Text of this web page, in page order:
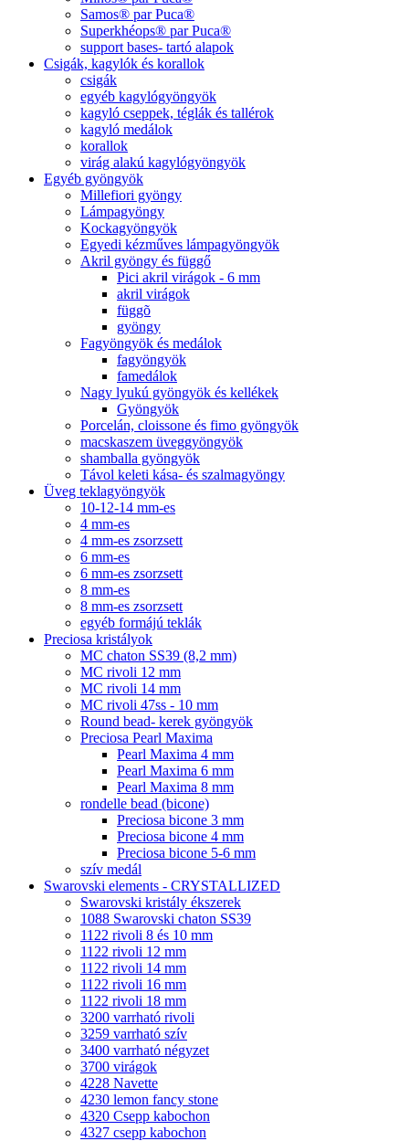
Samos® par Puca®
Superkhéops® par Puca®
support bases- tartó alapok
Csigák, kagylók és korallok
csigák
egyéb kagylógyöngyök
kagyló cseppek, téglák és tallérok
kagyló medálok
korallok
virág alakú kagylógyöngyök
Egyéb gyöngyök
Millefiori gyöngy
Lámpagyöngy
Kockagyöngyök
Egyedi kézműves lámpagyöngyök
Akril gyöngy és függő
Pici akril virágok - 6 mm
akril virágok
függõ
gyöngy
Fagyöngyök és medálok
fagyöngyök
famedálok
Nagy lyukú gyöngyök és kellékek
Gyöngyök
Porcelán, cloissone és fimo gyöngyök
macskaszem üveggyöngyök
shamballa gyöngyök
Távol keleti kása- és szalmagyöngy
Üveg teklagyöngyök
10-12-14 mm-es
4 mm-es
4 mm-es zsorzsett
6 mm-es
6 mm-es zsorzsett
8 mm-es
8 mm-es zsorzsett
egyéb formájú teklák
Preciosa kristályok
MC chaton SS39 (8,2 mm)
MC rivoli 12 mm
MC rivoli 14 mm
MC rivoli 47ss - 10 mm
Round bead- kerek gyöngyök
Preciosa Pearl Maxima
Pearl Maxima 4 mm
Pearl Maxima 6 mm
Pearl Maxima 8 mm
rondelle bead (bicone)
Preciosa bicone 3 mm
Preciosa bicone 4 mm
Preciosa bicone 5-6 mm
szív medál
Swarovski elements - CRYSTALLIZED
Swarovski kristály ékszerek
1088 Swarovski chaton SS39
1122 rivoli 8 és 10 mm
1122 rivoli 12 mm
1122 rivoli 14 mm
1122 rivoli 16 mm
1122 rivoli 18 mm
3200 varrható rivoli
3259 varrható szív
3400 varrható négyzet
3700 virágok
4228 Navette
4230 lemon fancy stone
4320 Csepp kabochon
4327 csepp kabochon